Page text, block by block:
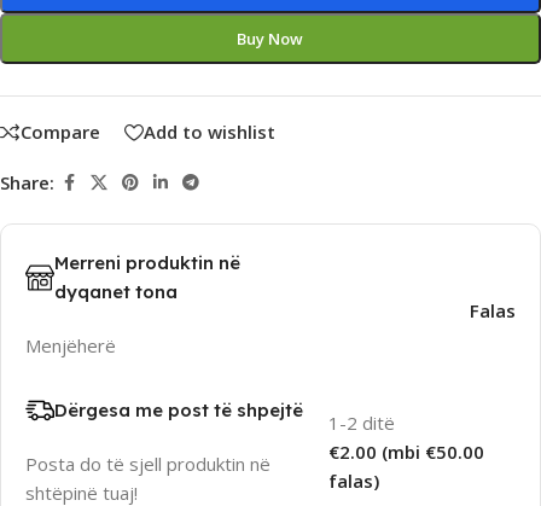
Buy Now
Compare Add to wishlist
Share:
Merreni produktin në
dyqanet tona
Menjëherë
Falas
Dërgesa me post të shpejtë
Posta do të sjell produktin në
shtëpinë tuaj!
1-2 ditë
€2.00 (mbi €50.00
falas)